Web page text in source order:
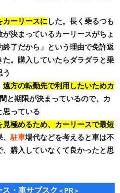
カーリースに した。長く乗るつも
決まっているカーリースがちょ
了だから」という理由で免許返
。購入していたらダラダラと乗
う
遠方の転勤先で利用したいためカ
と期限が決まっているので、カ
思っている
極めるため、カーリースで最短
駐車場代などを考えると車は不
購入していなくて良かったと思
・車サブスク ＜PR＞